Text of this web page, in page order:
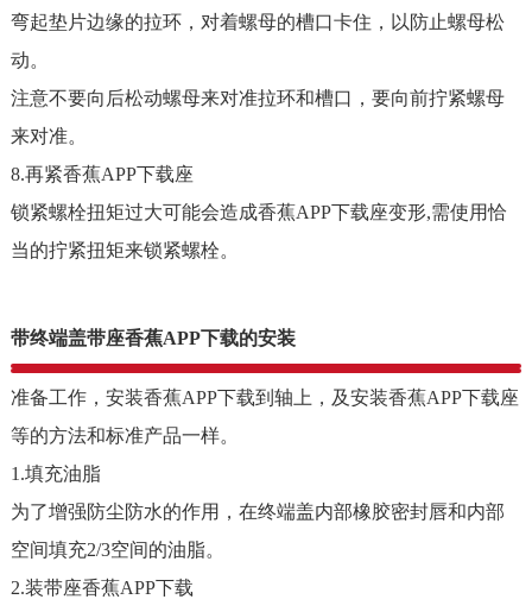
弯起垫片边缘的拉环，对着螺母的槽口卡住，以防止螺母松
动。
注意不要向后松动螺母来对准拉环和槽口，要向前拧紧螺母
来对准。
8.再紧香蕉APP下载座
锁紧螺栓扭矩过大可能会造成香蕉APP下载座变形,需使用恰
当的拧紧扭矩来锁紧螺栓。
带终端盖带座香蕉APP下载的安装
准备工作，安装香蕉APP下载到轴上，及安装香蕉APP下载座
等的方法和标准产品一样。
1.填充油脂
为了增强防尘防水的作用，在终端盖内部橡胶密封唇和内部
空间填充2/3空间的油脂。
2.装带座香蕉APP下载